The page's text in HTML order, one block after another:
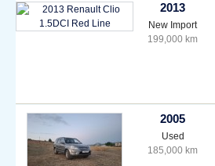
2013
New Import
199,000 km
2005
Used
185,000 km